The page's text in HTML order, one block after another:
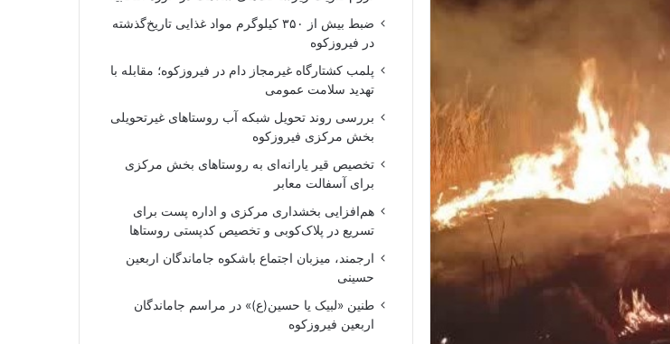
ضبط بیش از ۳۵۰ کیلوگرم مواد غذایی تاریخ‌گذشته
در فیروزکوه
پلمب کشتارگاه غیرمجاز دام در فیروزکوه؛ مقابله با
تهدید سلامت عمومی
بررسی روند تحویل شبکه آب روستاهای غیرتحویلی
بخش مرکزی فیروزکوه
تخصیص قیر یارانه‌ای به روستاهای بخش مرکزی
برای آسفالت معابر
هم‌افزایی بخشداری مرکزی و اداره پست برای
تسریع در پلاک‌کوبی و تخصیص کدپستی روستاها
ارجمند، میزبان اجتماع باشکوه جاماندگان اربعین
حسینی
طنین «لبیک یا حسین(ع)» در مراسم جاماندگان
اربعین فیروزکوه